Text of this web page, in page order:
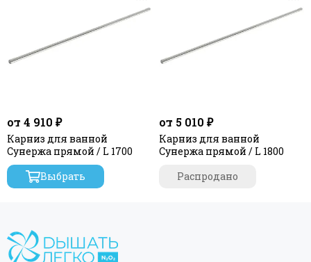
от 4 910 ₽
Карниз для ванной
Сунержа прямой / L 1700
Выбрать
от 5 010 ₽
Карниз для ванной
Сунержа прямой / L 1800
Распродано